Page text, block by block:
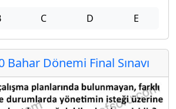
C D E
Bahar Dönemi Final Sınavı